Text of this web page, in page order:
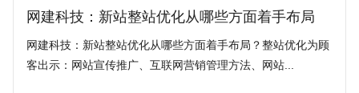
网建科技：新站整站优化从哪些方面着手布局
网建科技：新站整站优化从哪些方面着手布局？整站优化为顾
客出示：网站宣传推广、互联网营销管理方法、网站...